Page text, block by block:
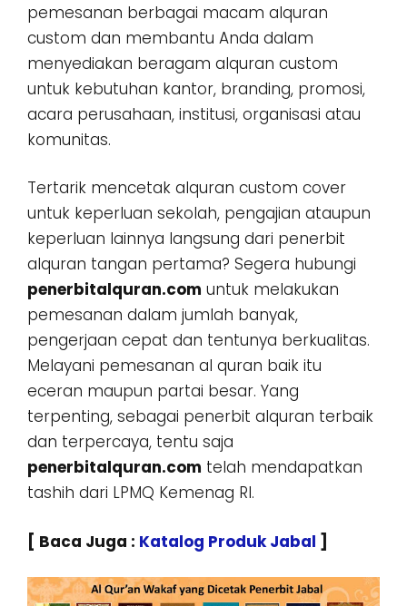
pemesanan berbagai macam alquran
custom dan membantu Anda dalam
menyediakan beragam alquran custom
untuk kebutuhan kantor, branding, promosi,
acara perusahaan, institusi, organisasi atau
komunitas.
Tertarik mencetak alquran custom cover
untuk keperluan sekolah, pengajian ataupun
keperluan lainnya langsung dari penerbit
alquran tangan pertama? Segera hubungi
penerbitalquran.com untuk melakukan
pemesanan dalam jumlah banyak,
pengerjaan cepat dan tentunya berkualitas.
Melayani pemesanan al quran baik itu
eceran maupun partai besar. Yang
terpenting, sebagai penerbit alquran terbaik
dan terpercaya, tentu saja
penerbitalquran.com telah mendapatkan
tashih dari LPMQ Kemenag RI.
[ Baca Juga : Katalog Produk Jabal ]